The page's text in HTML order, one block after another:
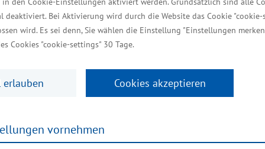
Bei Aktivierung wird durch die Website das Cookie "cookie-
wird. Es sei denn, Sie wählen die Einstellung "Einstellungen
Cookies "cookie-settings" 30 Tage.
erlauben Cookies akzeptieren
vornehmen
nach flexiblen
wird die Wertgrenzenregelungen für die
Regelungen weiter vereinfacht. Mit dem neuen
nach flexiblen Verfahren noch besser Rechnung
Die Verwaltungsvorschrift für die Vergabe